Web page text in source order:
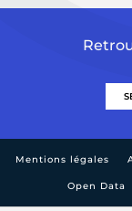
Mentions légales
Open Data